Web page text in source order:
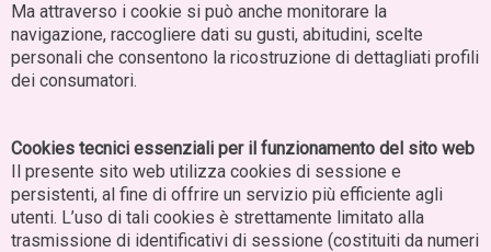
Ma attraverso i cookie si può anche monitorare la
navigazione, raccogliere dati su gusti, abitudini, scelte
personali che consentono la ricostruzione di dettagliati profili
dei consumatori.
Cookies tecnici essenziali per il funzionamento del sito web
Il presente sito web utilizza cookies di sessione e
persistenti, al fine di offrire un servizio più efficiente agli
utenti. L’uso di tali cookies è strettamente limitato alla
trasmissione di identificativi di sessione (costituiti da numeri